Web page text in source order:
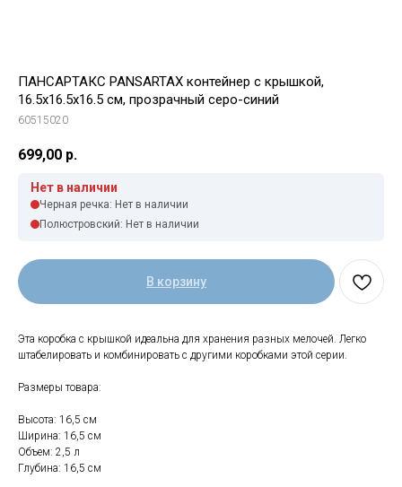
ПАНСАРТАКС PANSARTAX контейнер с крышкой,
16.5x16.5x16.5 см, прозрачный серо-синий
60515020
699,00 р.
Нет в наличии
Черная речка: Нет в наличии
Полюстровский: Нет в наличии
В корзину
Эта коробка с крышкой идеальна для хранения разных мелочей. Легко
штабелировать и комбинировать с другими коробками этой серии.
Размеры товара:
Высота: 16,5 см
Ширина: 16,5 см
Объем: 2,5 л
Глубина: 16,5 см
Контакты
Адреса магазинов